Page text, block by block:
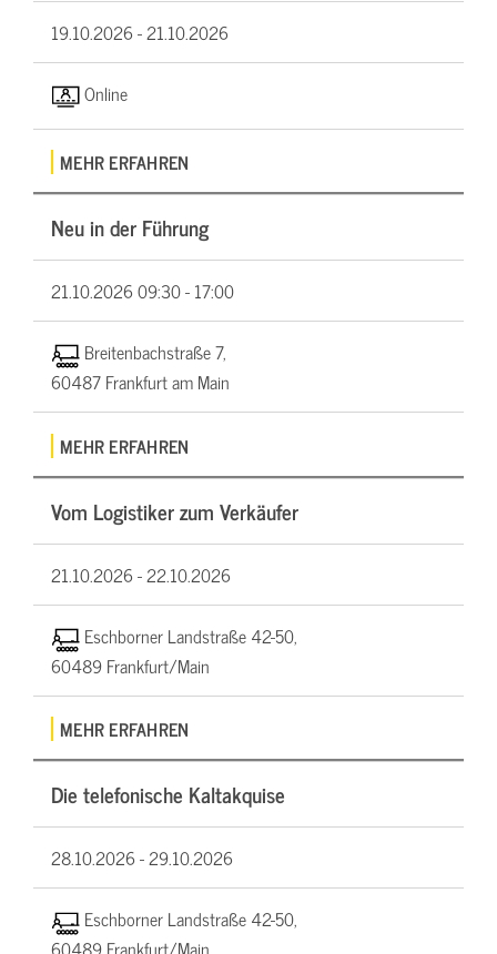
19.10.2026 -21.10.2026
Online
MEHR ERFAHREN
Neu in der Führung
21.10.202609:30 - 17:00
Breitenbachstraße 7,
60487 Frankfurt am Main
MEHR ERFAHREN
Vom Logistiker zum Verkäufer
21.10.2026 -22.10.2026
Eschborner Landstraße 42-50,
60489 Frankfurt/Main
MEHR ERFAHREN
Die telefonische Kaltakquise
28.10.2026 -29.10.2026
Eschborner Landstraße 42-50,